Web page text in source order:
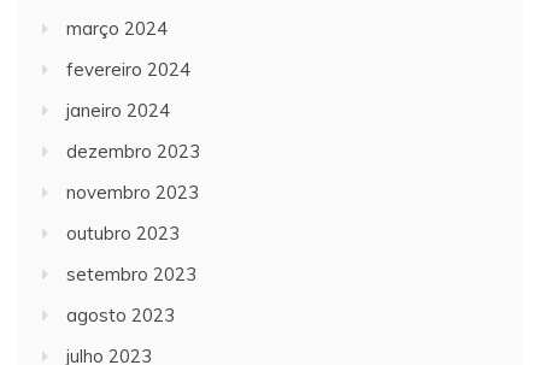
março 2024
fevereiro 2024
janeiro 2024
dezembro 2023
novembro 2023
outubro 2023
setembro 2023
agosto 2023
julho 2023